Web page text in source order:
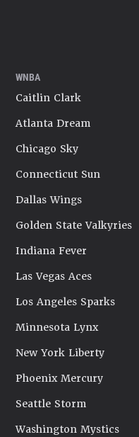
WNBA
Caitlin Clark
Atlanta Dream
Chicago Sky
Connecticut Sun
Dallas Wings
Golden State Valkyries
Indiana Fever
Las Vegas Aces
Los Angeles Sparks
Minnesota Lynx
New York Liberty
Phoenix Mercury
Seattle Storm
Washington Mystics